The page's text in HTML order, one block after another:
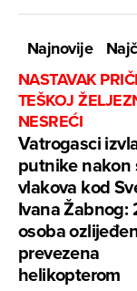
Najnovije
NASTAVAK
TEŠKOJ
NESREĆI
Vatrogasci
putnike nakon
vlakova kod
Ivana Žabnog:
osoba
prevezena
helikopterom